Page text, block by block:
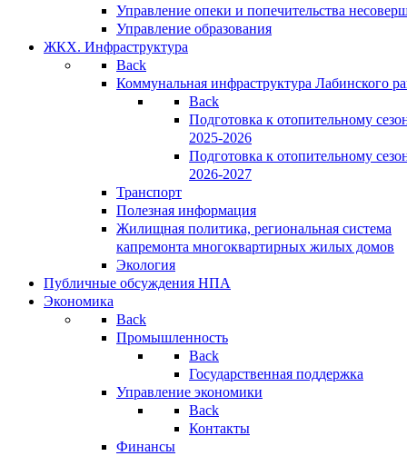
Управление опеки и попечительства
Управление образования
ЖКХ. Инфраструктура
Back
Коммунальная инфраструктура Лабинского
Back
Подготовка к отопительному
2025-2026
Подготовка к отопительному
2026-2027
Транспорт
Полезная информация
Жилищная политика, региональная система
капремонта многоквартирных жилых домов
Экология
Публичные обсуждения НПА
Экономика
Back
Промышленность
Back
Государственная поддержка
Управление экономики
Back
Контакты
Финансы